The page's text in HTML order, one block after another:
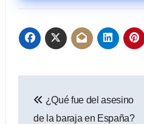
de
¿Qué fue del asesino
de la baraja en España?